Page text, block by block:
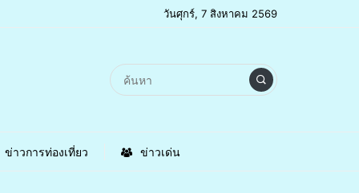
วันศุกร์, 7 สิงหาคม 2569
ข่าวการท่องเที่ยว ข่าวเด่น